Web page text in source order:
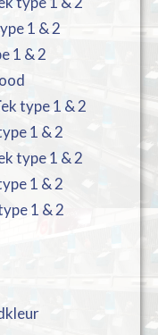
1 & 2
1 & 2
type 1 & 2
1 & 2
type 1 & 2
1 & 2
1 & 2